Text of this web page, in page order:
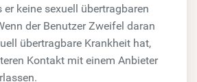
er keine sexuell übertragbaren
der Benutzer Zweifel daran
übertragbare Krankheit hat,
Kontakt mit einem Anbieter